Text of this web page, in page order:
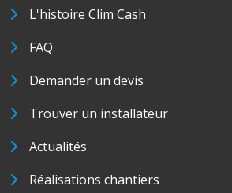
L'histoire Clim Cash
FAQ
Demander un devis
Trouver un installateur
Actualités
Réalisations chantiers